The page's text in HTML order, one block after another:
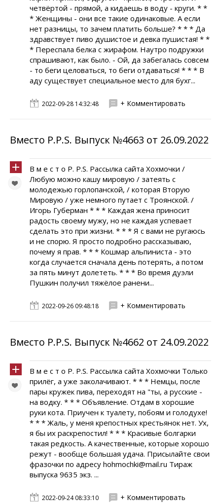
четвёртой - прямой, а кидаешь в воду - круги. * *
* Женщины - они все такие одинаковые. А если
нет разницы, то зачем платить больше? * * * Да
здравствует пиво душистое и девка пушистая! * *
* Переспала белка с жирафом. Наутро подружки
спрашивают, как было. - Ой, да забегалась совсем
- то беги целоваться, то беги отдаваться! * * * В
аду существует специальное место для бухг...
2022-09-28 14:32:48 + Комментировать
Вместо P.P.S. Выпуск №4663 от 26.09.2022
В м е с т о P. P.S. Рассылка сайта Хохмочки /
Любую можно кашу мировую / затеять с
молодежью горлопанской, / которая Вторую
Мировую / уже немного путает с Троянской. /
Игорь Губерман * * * Каждая жена приносит
радость своему мужу, но не каждая успевает
сделать это при жизни. * * * Я с вами не ругаюсь
и не спорю. Я просто подробно рассказываю,
почему я прав. * * * Кошмар альпиниста - это
когда случается сначала день потерять, а потом
за пять минут долететь. * * * Во время дуэли
Пушкин получил тяжёлое ранени...
2022-09-26 09:48:18 + Комментировать
Вместо P.P.S. Выпуск №4662 от 24.09.2022
В м е с т о P. P.S. Рассылка сайта Хохмочки Только
пpилёг, а уже заколачивают. * * * Немцы, после
пары кружек пива, переходят на "ты, а русские -
на водку. * * * Объявление. Отдам в хорошие
руки кота. Приучен к туалету, побоям и голодухе!
* * * Жаль, у меня крепостных крестьянок нет. Ух,
я бы их раскрепостил! * * * Красивые болгарки
такая редкость. А качественные, которые хорошо
режут - вообще большая удача. Присылайте свои
фразочки по адресу hohmochki@mail.ru Тираж
выпуска 9635 экз. ...
2022-09-24 08:33:10 + Комментировать